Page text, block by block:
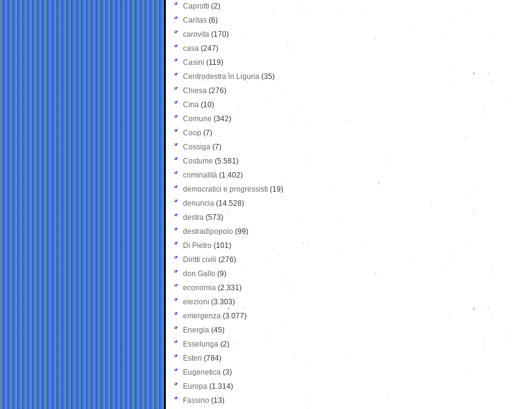
Caprotti (2)
Caritas (6)
carovita (170)
casa (247)
Casini (119)
Centrodestra in Liguria (35)
Chiesa (276)
Cina (10)
Comune (342)
Coop (7)
Cossiga (7)
Costume (5.581)
criminalità (1.402)
democratici e progressisti (19)
denuncia (14.528)
destra (573)
destradipopolo (99)
Di Pietro (101)
Diritti civili (276)
don Gallo (9)
economia (2.331)
elezioni (3.303)
emergenza (3.077)
Energia (45)
Esselunga (2)
Esteri (784)
Eugenetica (3)
Europa (1.314)
Fassino (13)